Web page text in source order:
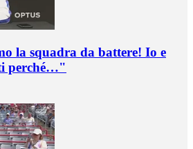
la squadra da battere! Io e
perché…"